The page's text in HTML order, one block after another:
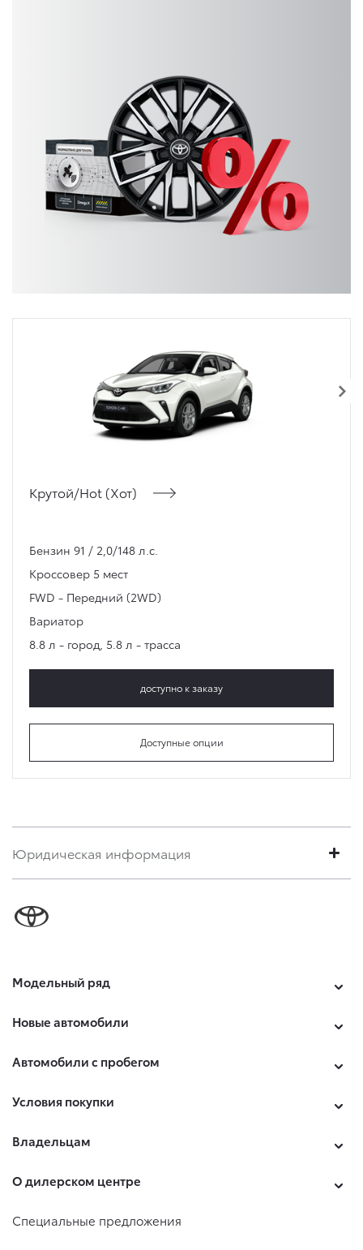
Крутой/Hot (Хот)
Бензин 91 / 2,0/148 л.с.
Кроссовер 5 мест
FWD - Передний (2WD)
Вариатор
8.8 л - город 5.8 л - трасса
доступно к заказу
Доступные опции
Юридическая информация
Модельный ряд
Новые автомобили
Автомобили с пробегом
Условия покупки
Владельцам
О дилерском центре
Специальные предложения